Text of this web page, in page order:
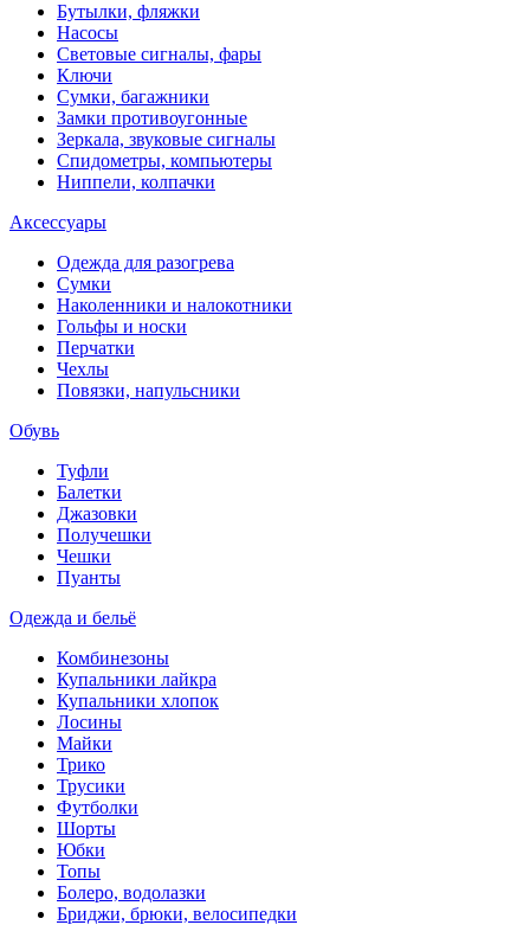
Бутылки, фляжки
Насосы
Световые сигналы, фары
Ключи
Сумки, багажники
Замки противоугонные
Зеркала, звуковые сигналы
Спидометры, компьютеры
Ниппели, колпачки
Аксессуары
Одежда для разогрева
Сумки
Наколенники и налокотники
Гольфы и носки
Перчатки
Чехлы
Повязки, напульсники
Обувь
Туфли
Балетки
Джазовки
Получешки
Чешки
Пуанты
Одежда и бельё
Комбинезоны
Купальники лайкра
Купальники хлопок
Лосины
Майки
Трико
Трусики
Футболки
Шорты
Юбки
Топы
Болеро, водолазки
Бриджи, брюки, велосипедки